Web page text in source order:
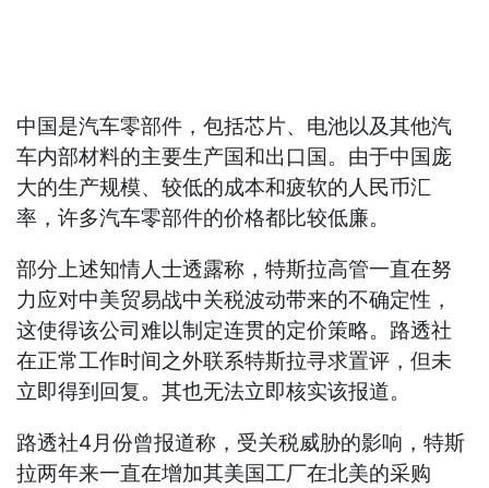
中国是汽车零部件，包括芯片、电池以及其他汽
车内部材料的主要生产国和出口国。由于中国庞
大的生产规模、较低的成本和疲软的人民币汇
率，许多汽车零部件的价格都比较低廉。
部分上述知情人士透露称，特斯拉高管一直在努
力应对中美贸易战中关税波动带来的不确定性，
这使得该公司难以制定连贯的定价策略。路透社
在正常工作时间之外联系特斯拉寻求置评，但未
立即得到回复。其也无法立即核实该报道。
路透社4月份曾报道称，受关税威胁的影响，特斯
拉两年来一直在增加其美国工厂在北美的采购